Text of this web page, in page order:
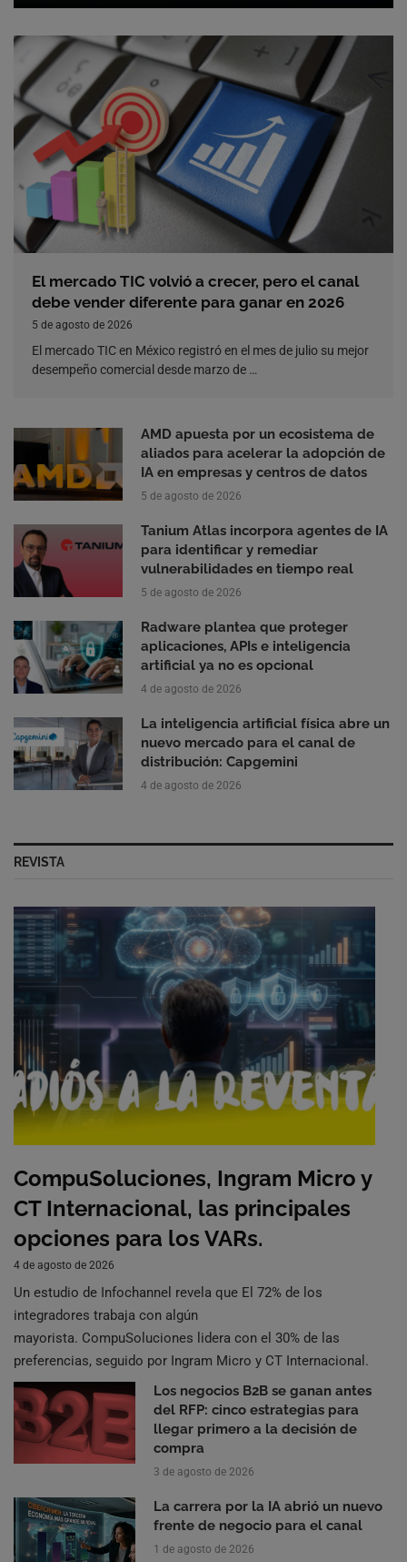
El mercado TIC volvió a crecer, pero el canal
debe vender diferente para ganar en 2026
5 de agosto de 2026
El mercado TIC en México registró en el mes de julio su mejor
desempeño comercial desde marzo de …
AMD apuesta por un ecosistema de
aliados para acelerar la adopción de
IA en empresas y centros de datos
5 de agosto de 2026
Tanium Atlas incorpora agentes de IA
para identificar y remediar
vulnerabilidades en tiempo real
5 de agosto de 2026
Radware plantea que proteger
aplicaciones, APIs e inteligencia
artificial ya no es opcional
4 de agosto de 2026
La inteligencia artificial física abre un
nuevo mercado para el canal de
distribución: Capgemini
4 de agosto de 2026
REVISTA
CompuSoluciones, Ingram Micro y
CT Internacional, las principales
opciones para los VARs.
4 de agosto de 2026
Un estudio de Infochannel revela que El 72% de los
integradores trabaja con algún
mayorista. CompuSoluciones lidera con el 30% de las
preferencias, seguido por Ingram Micro y CT Internacional.
Los negocios B2B se ganan antes
del RFP: cinco estrategias para
llegar primero a la decisión de
compra
3 de agosto de 2026
La carrera por la IA abrió un nuevo
frente de negocio para el canal
1 de agosto de 2026